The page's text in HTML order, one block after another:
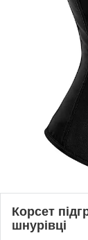
Корсет
шнурівці